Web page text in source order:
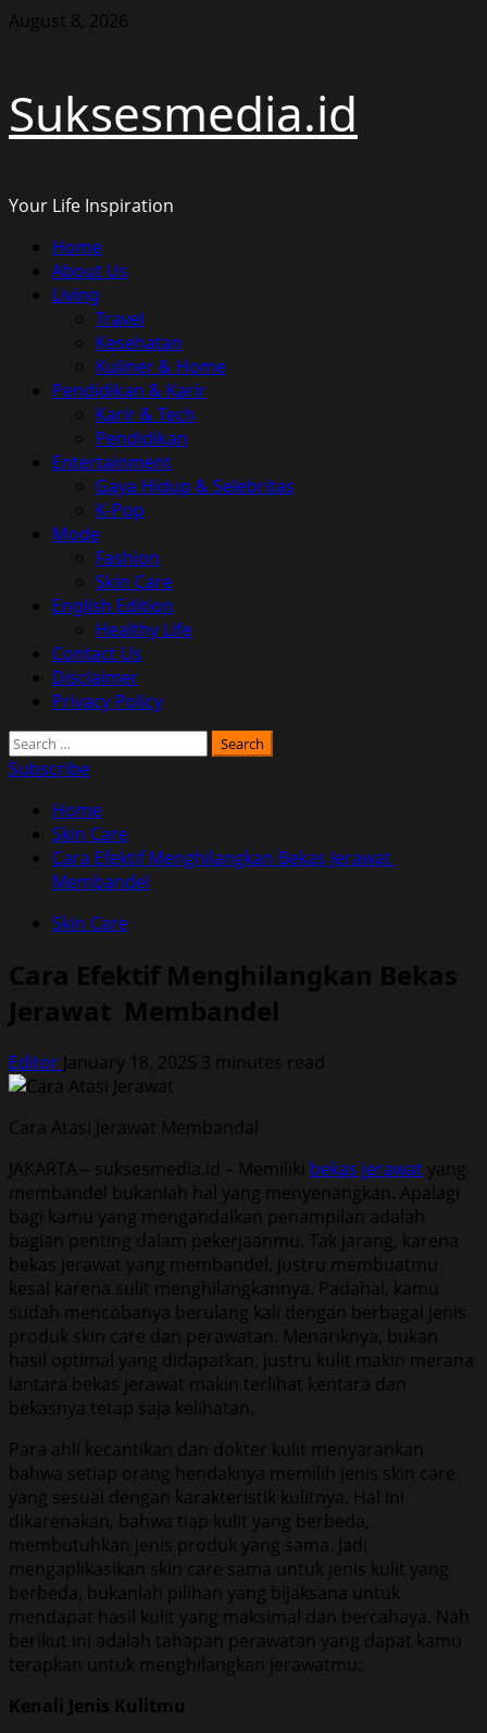
Skip
August 8, 2026
Suksesmedia.id
Your Life Inspiration
Primary
Menu
Home
About Us
Living
Travel
Kesehatan
Kuliner & Home
Pendidikan & Karir
Karir & Tech
Pendidikan
Entertainment
Gaya Hidup & Selebritas
K-Pop
Mode
Fashion
Skin Care
English Edition
Healthy Life
Contact Us
Disclaimer
Privacy Policy
Search
for:
Subscribe
Home
Skin Care
Cara Efektif Menghilangkan Bekas Jerawat
Membandel
Skin Care
Cara Efektif Menghilangkan Bekas
Jerawat Membandel
Editor January 18, 2025 3 minutes read
Cara Atasi Jerawat Membandal
JAKARTA – suksesmedia.id – Memiliki bekas jerawat yang
membandel bukanlah hal yang menyenangkan. Apalagi
bagi kamu yang mengandalkan penampilan adalah
bagian penting dalam pekerjaanmu. Tak jarang, karena
bekas jerawat yang membandel, justru membuatmu
kesal karena sulit menghilangkannya. Padahal, kamu
sudah mencobanya berulang kali dengan berbagai jenis
produk skin care dan perawatan. Menariknya, bukan
hasil optimal yang didapatkan, justru kulit makin merana
lantara bekas jerawat makin terlihat kentara dan
bekasnya tetap saja kelihatan.
Para ahli kecantikan dan dokter kulit menyarankan
bahwa setiap orang hendaknya memilih jenis skin care
yang sesuai dengan karakteristik kulitnya. Hal ini
dikarenakan, bahwa tiap kulit yang berbeda,
membutuhkan jenis produk yang sama. Jadi
mengaplikasikan skin care sama untuk jenis kulit yang
berbeda, bukanlah pilihan yang bijaksana untuk
mendapat hasil kulit yang maksimal dan bercahaya. Nah
berikut ini adalah tahapan perawatan yang dapat kamu
terapkan untuk menghilangkan jerawatmu:
Kenali Jenis Kulitmu